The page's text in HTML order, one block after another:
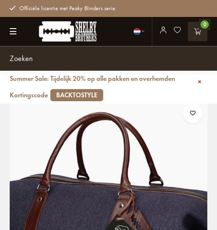
Officiële licentie met Peaky Blinders serie
0
Summer Sale: Tijdelijk 20% op alle pakken en overhemden
Kortingscode
BACKTOSTYLE
Camden Town - Tweed Duffle Bag - Blauw/Bruin